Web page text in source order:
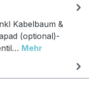
Kabelbaum &
(optional)-
Mehr